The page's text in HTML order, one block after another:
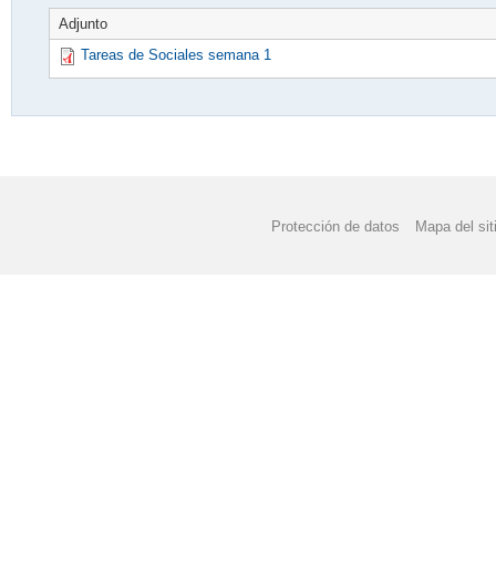
Adjunto
Tareas de Sociales semana 1
Protección de datos Mapa del